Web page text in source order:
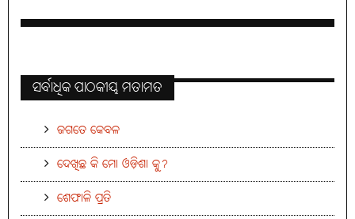
ସର୍ବାଧିକ ପାଠକୀୟ ମତାମତ
ଜଗତେ କେବଳ
ଦେଖିଛ କି ମୋ ଓଡ଼ିଶା କୁ?
ଶେଫାଳି ପ୍ରତି